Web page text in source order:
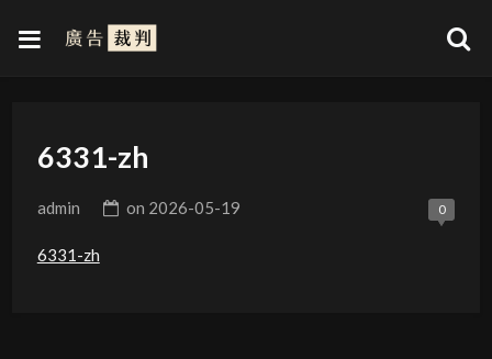
6331-zh
admin on 2026-05-19 0
6331-zh